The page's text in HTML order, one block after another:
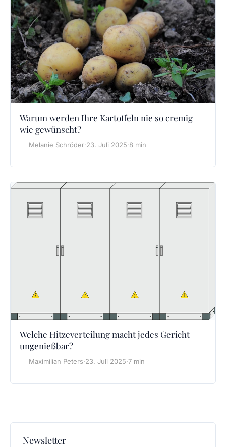
Warum werden Ihre Kartoffeln nie so cremig
wie gewünscht?
Melanie Schröder·23. Juli 2025·8 min
Welche Hitzeverteilung macht jedes Gericht
ungenießbar?
Maximilian Peters·23. Juli 2025·7 min
Newsletter